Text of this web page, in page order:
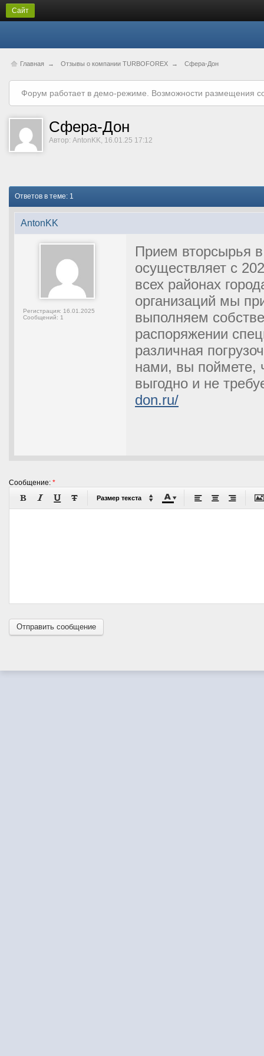
Сайт
Главная → Отзывы о компании TURBOFOREX → Сфера-Дон
Форум работает в демо-режиме. Возможности размещения
Сфера-Дон
Автор: AntonKK, 16.01.25 17:12
Ответов в теме: 1
AntonKK
Регистрация: 16.01.2025
Сообщений: 1
Прием вторсырья
осуществляет с
всех районах
организаций мы
выполняем
распоряжении
различная
нами, вы поймете,
выгодно и не
don.ru/
Сообщение: *
    Размер текста      